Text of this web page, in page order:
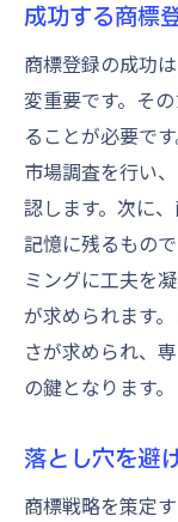
成功する商標
商標登録の成功
変重要です。そ
ることが必要で
市場調査を行い
認します。次に
記憶に残るもの
ミングに工夫を
が求められます
さが求められ、
の鍵となります。
落とし穴を避
商標戦略を策定